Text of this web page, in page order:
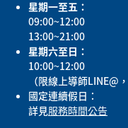
星期一至五：
09:00~12:00
13:00~21:00
星期六至日：
10:00~12:00
（限線上導師LINE@
國定連續假日：
詳見服務時間公告